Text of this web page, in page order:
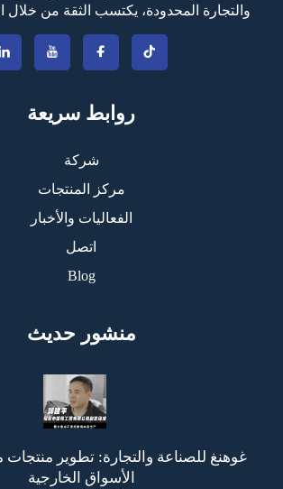
والتجارة المحدودة، يكتسب الثقة من خلال
روابط سريعة
شركة
مركز المنتجات
الفعاليات والأخبار
اتصل
Blog
منشور حديث
غوهنغ للصناعة والتجارة: تطوير منتجات
الأسواق الخارجية